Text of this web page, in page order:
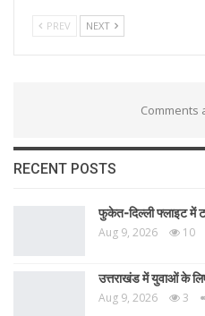
PREV NEXT
Comments
RECENT POSTS
फुकेत-दिल्ली फ्लाइट में
Aug 9, 2026 10
उत्तराखंड में युवाओं के
Aug 9, 2026 3